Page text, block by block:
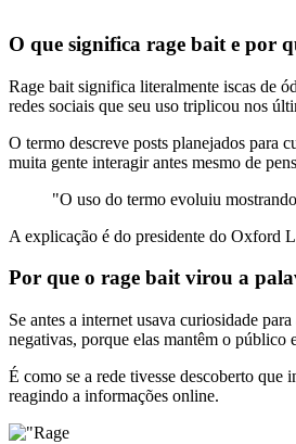
O que significa rage bait e por
Rage bait significa literalmente iscas de
redes sociais que seu uso triplicou nos
O termo descreve posts planejados para
muita gente interagir antes mesmo de
"O uso do termo evoluiu
A explicação é do presidente do Oxford
Por que o rage bait virou a
Se antes a internet usava curiosidade
negativas, porque elas mantêm o público
É como se a rede tivesse descoberto que
reagindo a informações online.